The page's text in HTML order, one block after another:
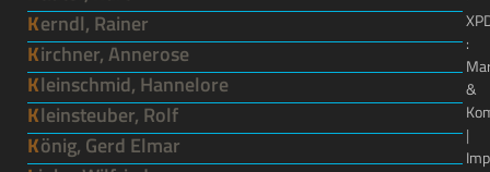
Kerndl, Rainer
Kirchner, Annerose
Kleinschmid, Hannelore
Kleinsteuber, Rolf
König, Gerd Elmar
:
&
|